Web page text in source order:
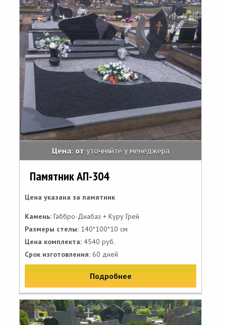
Цена: от уточняйте у менеджера
Памятник АП-304
Цена указана за памятник
Камень: Габбро-Диабаз + Куру Грей
Размеры стелы: 140*100*10 см
Цена комплекта: 4540 руб.
Срок изготовления: 60 дней
Подробнее